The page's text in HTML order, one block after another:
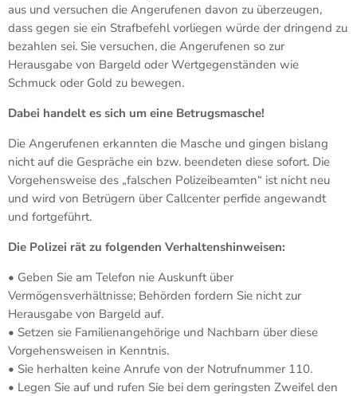
aus und versuchen die Angerufenen davon zu überzeugen,
dass gegen sie ein Strafbefehl vorliegen würde der dringend zu
bezahlen sei. Sie versuchen, die Angerufenen so zur
Herausgabe von Bargeld oder Wertgegenständen wie
Schmuck oder Gold zu bewegen.
Dabei handelt es sich um eine Betrugsmasche!
Die Angerufenen erkannten die Masche und gingen bislang
nicht auf die Gespräche ein bzw. beendeten diese sofort. Die
Vorgehensweise des „falschen Polizeibeamten“ ist nicht neu
und wird von Betrügern über Callcenter perfide angewandt
und fortgeführt.
Die Polizei rät zu folgenden Verhaltenshinweisen:
• Geben Sie am Telefon nie Auskunft über
Vermögensverhältnisse; Behörden fordern Sie nicht zur
Herausgabe von Bargeld auf.
• Setzen sie Familienangehörige und Nachbarn über diese
Vorgehensweisen in Kenntnis.
• Sie herhalten keine Anrufe von der Notrufnummer 110.
• Legen Sie auf und rufen Sie bei dem geringsten Zweifel den